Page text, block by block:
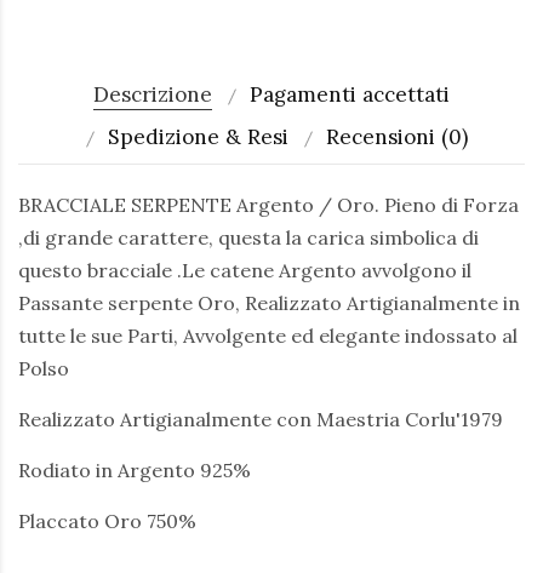
Descrizione
Pagamenti accettati
Spedizione & Resi
Recensioni (0)
BRACCIALE SERPENTE Argento / Oro. Pieno di Forza
,di grande carattere, questa la carica simbolica di
questo bracciale .Le catene Argento avvolgono il
Passante serpente Oro, Realizzato Artigianalmente in
tutte le sue Parti, Avvolgente ed elegante indossato al
Polso
Realizzato Artigianalmente con Maestria Corlu'1979
Rodiato in Argento 925%
Placcato Oro 750%